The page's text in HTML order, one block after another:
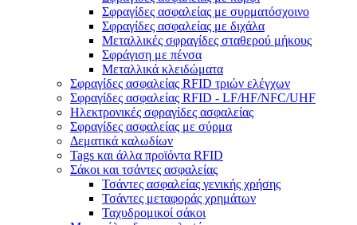
Σφραγίδες ασφαλείας με συρματόσχοινο
Σφραγίδες ασφαλείας με διχάλα
Μεταλλικές σφραγίδες σταθερού μήκους
Σφράγιση με πένσα
Μεταλλικά κλειδώματα
Σφραγίδες ασφαλείας RFID τριών ελέγχων
Σφραγίδες ασφαλείας RFID - LF/HF/NFC/UHF
Ηλεκτρονικές σφραγίδες ασφαλείας
Σφραγίδες ασφαλείας με σύρμα
Δεματικά καλωδίων
Tags και άλλα προϊόντα RFID
Σάκοι και τσάντες ασφαλείας
Τσάντες ασφαλείας γενικής χρήσης
Τσάντες μεταφοράς χρημάτων
Ταχυδρομικοί σάκοι